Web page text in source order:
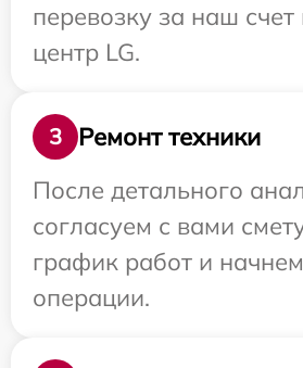
перевозку за наш
центр LG.
3
Ремонт техники
После детального
согласуем с вами
график работ и
операции.